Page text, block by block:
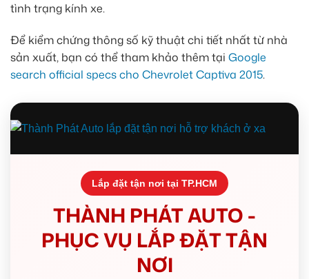
tình trạng kính xe.
Để kiểm chứng thông số kỹ thuật chi tiết nhất từ nhà
sản xuất, bạn có thể tham khảo thêm tại Google
search official specs cho Chevrolet Captiva 2015.
Lắp đặt tận nơi tại TP.HCM
THÀNH PHÁT AUTO -
PHỤC VỤ LẮP ĐẶT TẬN
NƠI